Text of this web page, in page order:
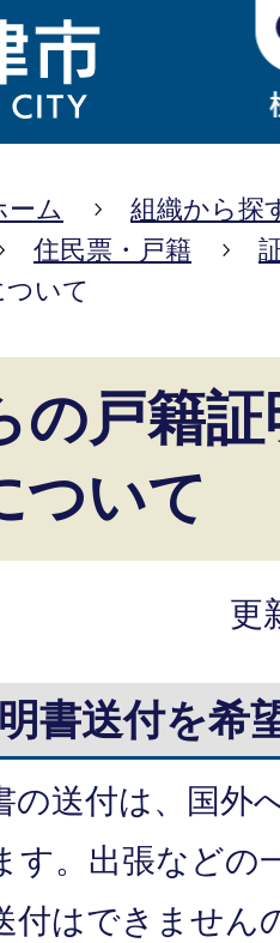
ーム
組織から探
住民票・戸籍
ついて
の戸籍
ついて
更
書送付を希
の送付は、国外
す。出張などの
付はできません